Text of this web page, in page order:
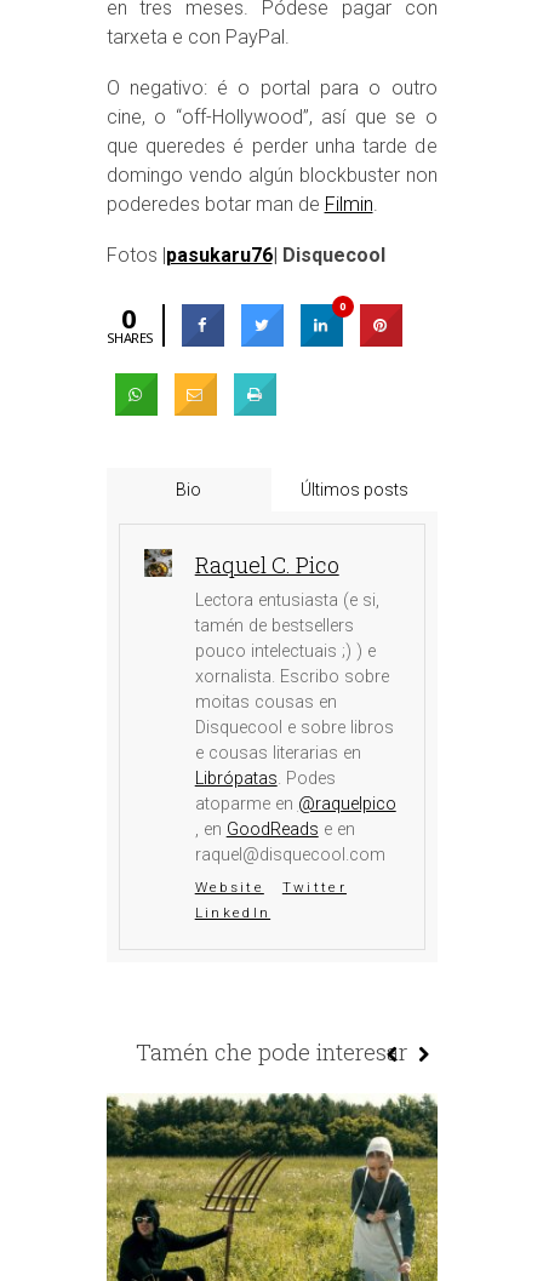
en tres meses. Pódese pagar con
tarxeta e con PayPal.
O negativo: é o portal para o outro
cine, o “off-Hollywood”, así que se o
que queredes é perder unha tarde de
domingo vendo algún blockbuster non
poderedes botar man de Filmin
Fotos |pasukaru76| Disquecool
0
SHARES
0
Bio Últimos posts
Raquel C. Pico
Lectora entusiasta (e si,
tamén de bestsellers
pouco intelectuais ;) ) e
xornalista. Escribo sobre
moitas cousas en
Disquecool e sobre libros
e cousas literarias en
Librópatas. Podes
atoparme en @raquelpico
, en GoodReads e en
raquel@disquecool.com
Website
Twitter
LinkedIn
Tamén che pode interesar